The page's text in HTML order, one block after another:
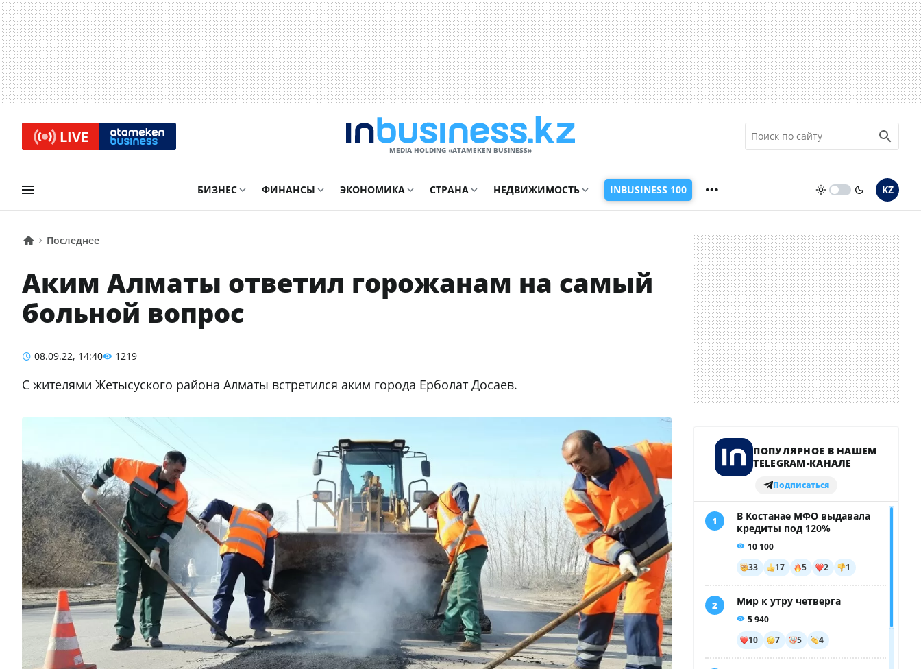
LIVE
MEDIA HOLDING «ATAMEKЕN BUSINESS»
БИЗНЕС ФИНАНСЫ ЭКОНОМИКА СТРАНА НЕДВИЖИМОСТЬ INBUSINESS 100 KZ
Последнее
Аким Алматы ответил горожанам на самый
больной вопрос
08.09.22, 14:40 1219
С жителями Жетысуского района Алматы встретился аким города Ерболат Досаев.